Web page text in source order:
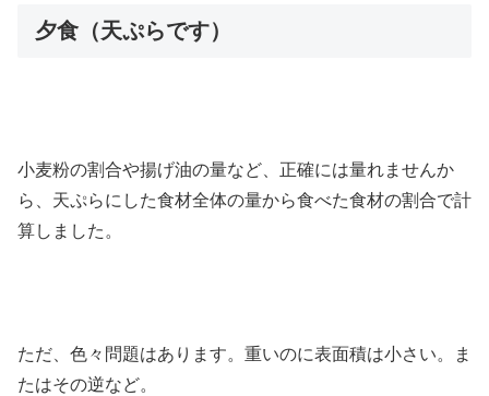
夕食（天ぷらです）
小麦粉の割合や揚げ油の量など、正確には量れませんか
ら、天ぷらにした食材全体の量から食べた食材の割合で計
算しました。
ただ、色々問題はあります。重いのに表面積は小さい。ま
たはその逆など。